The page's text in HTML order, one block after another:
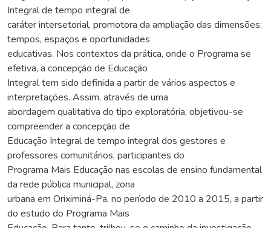
Integral de tempo integral de
caráter intersetorial, promotora da ampliação das dimensões:
tempos, espaços e oportunidades
educativas. Nos contextos da prática, onde o Programa se
efetiva, a concepção de Educação
Integral tem sido definida a partir de vários aspectos e
interpretações. Assim, através de uma
abordagem qualitativa do tipo exploratória, objetivou-se
compreender a concepção de
Educação Integral de tempo integral dos gestores e
professores comunitários, participantes do
Programa Mais Educação nas escolas de ensino fundamental
da rede pública municipal, zona
urbana em Oriximiná-Pa, no período de 2010 a 2015, a partir
do estudo do Programa Mais